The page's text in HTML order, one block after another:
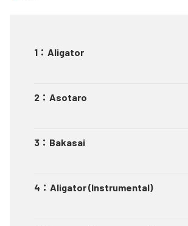
1 ： Aligator
2 ： Asotaro
3 ： Bakasai
4 ： Aligator (Instrumental)